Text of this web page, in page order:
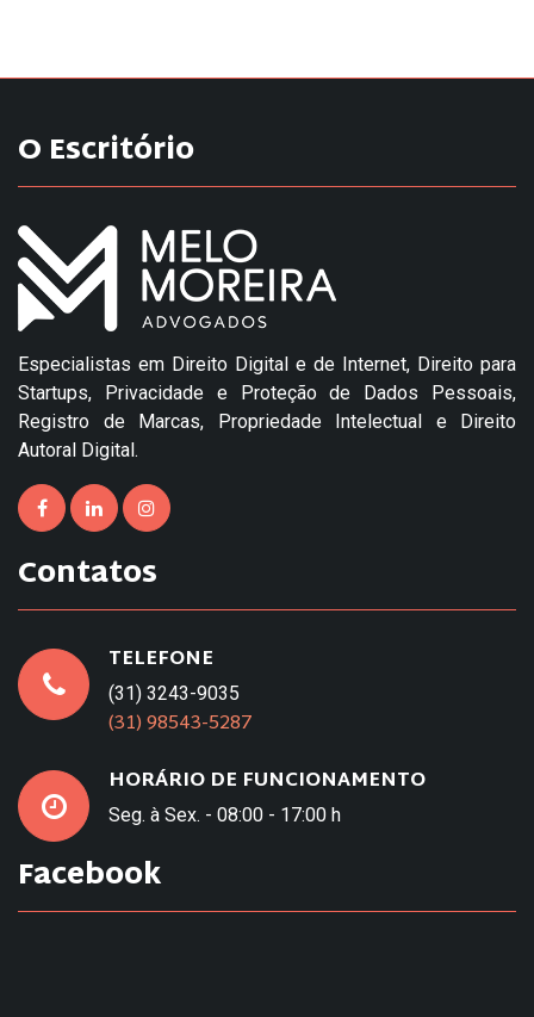
O Escritório
Especialistas em Direito Digital e de Internet, Direito para
Startups, Privacidade e Proteção de Dados Pessoais,
Registro de Marcas, Propriedade Intelectual e Direito
Autoral Digital.
Contatos
TELEFONE
(31) 3243-9035
(31) 98543-5287
HORÁRIO DE FUNCIONAMENTO
Seg. à Sex. - 08:00 - 17:00 h
Facebook